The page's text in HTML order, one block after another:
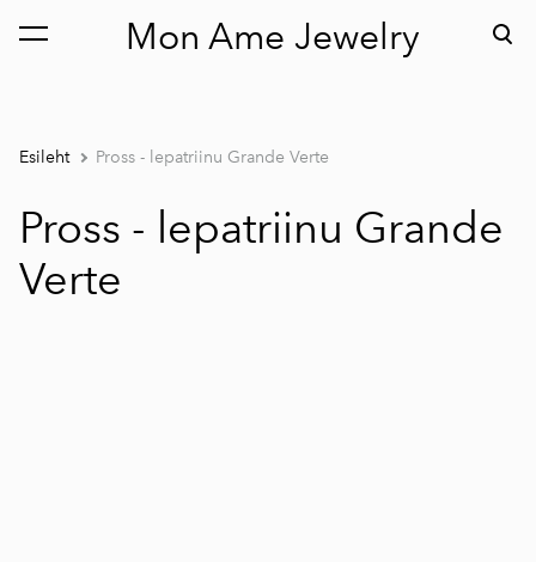
Mon Ame Jewelry
lisati ostukorvi. Vaata ostukorvi
Esileht Pross - lepatriinu Grande Verte
Pross - lepatriinu Grande
Verte